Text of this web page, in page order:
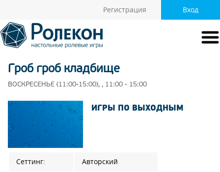
Вход
Регистрация
Гроб гроб кладбище
ВОСКРЕСЕНЬЕ (11:00-15:00), , 11:00 - 15:00
ИГРЫ ПО ВЫХОДНЫМ
Сеттинг: Авторский